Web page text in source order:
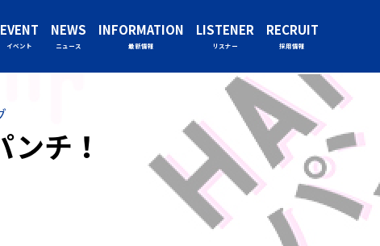
EVENT
イベント
NEWS
ニュース
INFORMATION
最新情報
LISTENER
リスナー
RECRUIT
採用情報
ンチ！